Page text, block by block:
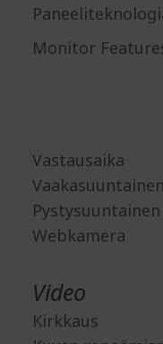
Monitor
Vastausaika
Webkamera
Video
Kirkkaus